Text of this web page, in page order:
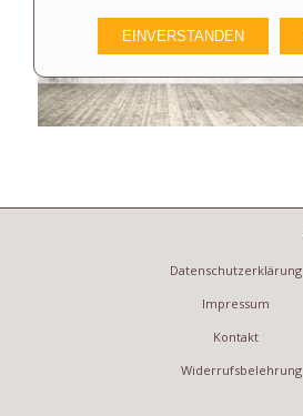
Datenschutzerklärung
Impressum
Kontakt
Widerrufsbelehrung
EINVERSTANDEN